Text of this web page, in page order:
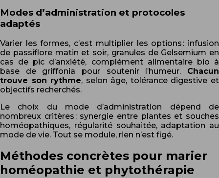
Modes d’administration et protocoles
adaptés
Varier les formes, c’est multiplier les options : infusion
de passiflore matin et soir, granules de Gelsemium en
cas de pic d’anxiété, complément alimentaire bio à
base de griffonia pour soutenir l’humeur. Chacun
trouve son rythme, selon âge, tolérance digestive et
objectifs recherchés.
Le choix du mode d’administration dépend de
nombreux critères : synergie entre plantes et souches
homéopathiques, régularité souhaitée, adaptation au
mode de vie. Tout se module, rien n’est figé.
Méthodes concrètes pour marier
homéopathie et phytothérapie